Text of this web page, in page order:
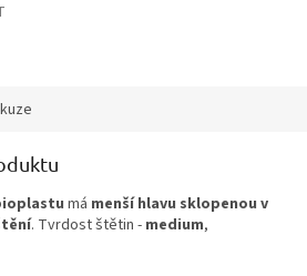
má menší hlavu sklopenou v
. Tvrdost štětin - medium,